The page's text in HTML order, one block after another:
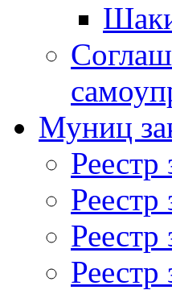
Муниц
Реестр
Реестр
Реестр